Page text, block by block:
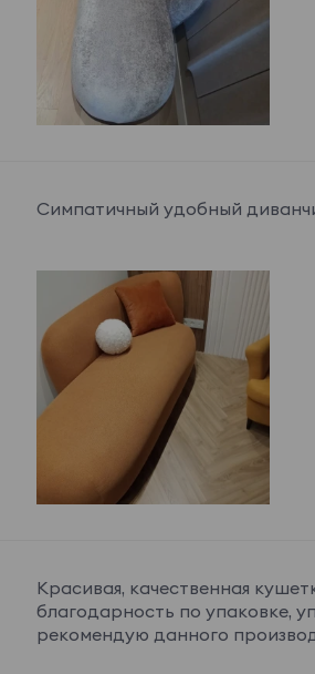
Симпатичный удобный
Красивая, качественная
благодарность по упаковке,
рекомендую данного